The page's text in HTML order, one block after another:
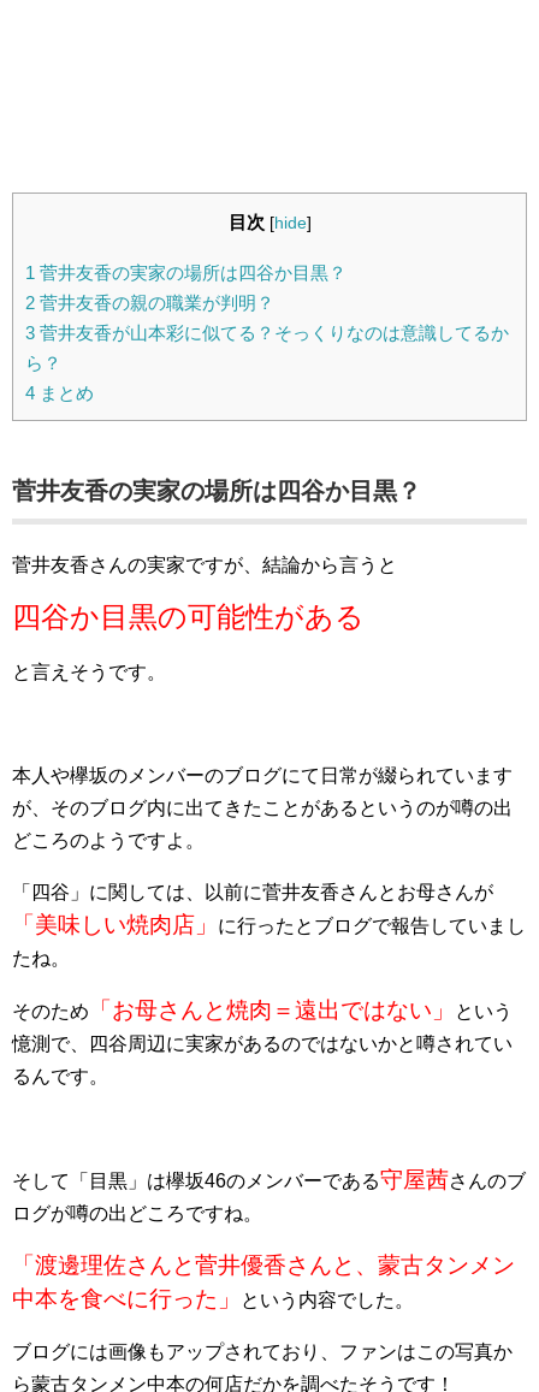
目次 [hide]
1 菅井友香の実家の場所は四谷か目黒？
2 菅井友香の親の職業が判明？
3 菅井友香が山本彩に似てる？そっくりなのは意識してるか
ら？
4 まとめ
菅井友香の実家の場所は四谷か目黒？
菅井友香さんの実家ですが、結論から言うと
四谷か目黒の可能性がある
と言えそうです。
本人や欅坂のメンバーのブログにて日常が綴られています
が、そのブログ内に出てきたことがあるというのが噂の出
どころのようですよ。
「四谷」に関しては、以前に菅井友香さんとお母さんが
「美味しい焼肉店」
に行ったとブログで報告していまし
たね。
そのため 「お母さんと焼肉＝遠出ではない」
という
憶測で、四谷周辺に実家があるのではないかと噂されてい
るんです。
そして「目黒」は欅坂46のメンバーである守屋茜さんのブ
ログが噂の出どころですね。
「渡邊理佐さんと菅井優香さんと、蒙古タンメン
中本を食べに行った」
という内容でした。
ブログには画像もアップされており、ファンはこの写真か
ら蒙古タンメン中本の何店だかを調べたそうです！